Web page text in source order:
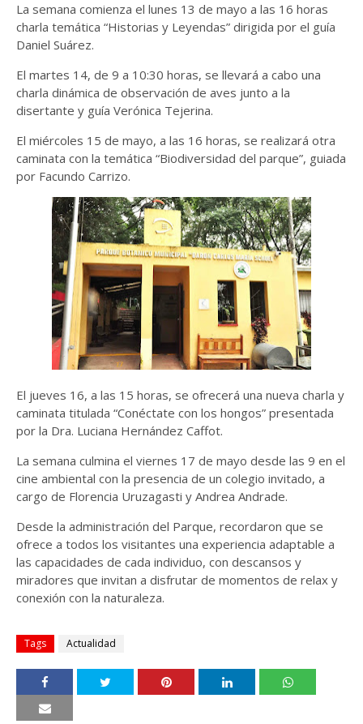
La semana comienza el lunes 13 de mayo a las 16 horas
charla temática “Historias y Leyendas” dirigida por el guía
Daniel Suárez.
El martes 14, de 9 a 10:30 horas, se llevará a cabo una
charla dinámica de observación de aves junto a la
disertante y guía Verónica Tejerina.
El miércoles 15 de mayo, a las 16 horas, se realizará otra
caminata con la temática “Biodiversidad del parque”, guiada
por Facundo Carrizo.
El jueves 16, a las 15 horas, se ofrecerá una nueva charla y
caminata titulada “Conéctate con los hongos” presentada
por la Dra. Luciana Hernández Caffot.
La semana culmina el viernes 17 de mayo desde las 9 en el
cine ambiental con la presencia de un colegio invitado, a
cargo de Florencia Uruzagasti y Andrea Andrade.
Desde la administración del Parque, recordaron que se
ofrece a todos los visitantes una experiencia adaptable a
las capacidades de cada individuo, con descansos y
miradores que invitan a disfrutar de momentos de relax y
conexión con la naturaleza.
Tags Actualidad